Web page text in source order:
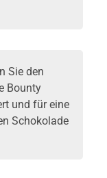
Sie den
Bounty
und für eine
Schokolade